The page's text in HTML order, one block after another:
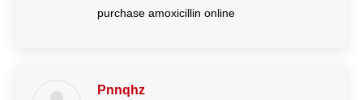
purchase amoxicillin online
Pnnqhz